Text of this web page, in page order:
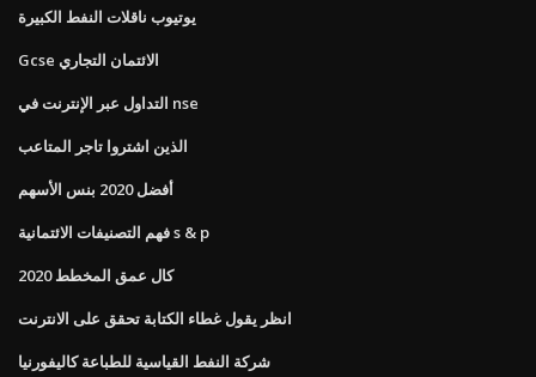
يوتيوب ناقلات النفط الكبيرة
Gcse الائتمان التجاري
التداول عبر الإنترنت في nse
الذين اشتروا تاجر المتاعب
أفضل 2020 بنس الأسهم
فهم التصنيفات الائتمانية s & p
كال عمق المخطط 2020
انظر يقول غطاء الكتابة تحقق على الانترنت
شركة النفط القياسية للطباعة كاليفورنيا